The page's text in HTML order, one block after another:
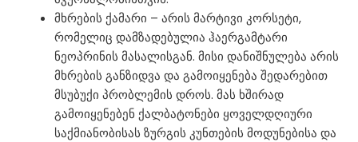
მხრების ქამარი – არის მარტივი კორსეტი,
რომელიც დამზადებულია ჰაერგამტარი
ნეოპრინის მასალისგან. მისი დანიშნულება არის
მხრების განზიდვა და გამოიყენება შედარებით
მსუბუქი პრობლემის დროს. მას ხშირად
გამოიყენებენ ქალბატონები ყოველდღიური
საქმიანობისას ზურგის კუნთების მოდუნებისა და